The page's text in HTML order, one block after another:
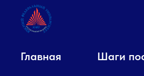
Главная Шаги